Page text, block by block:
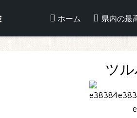
ホーム 県内の最
ツ